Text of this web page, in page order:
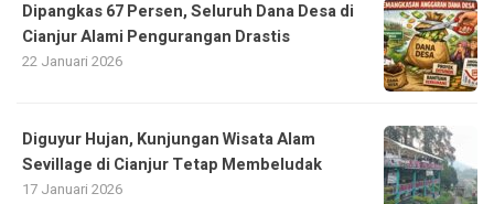
Dipangkas 67 Persen, Seluruh Dana Desa di
Cianjur Alami Pengurangan Drastis
22 Januari 2026
Diguyur Hujan, Kunjungan Wisata Alam
Sevillage di Cianjur Tetap Membeludak
17 Januari 2026